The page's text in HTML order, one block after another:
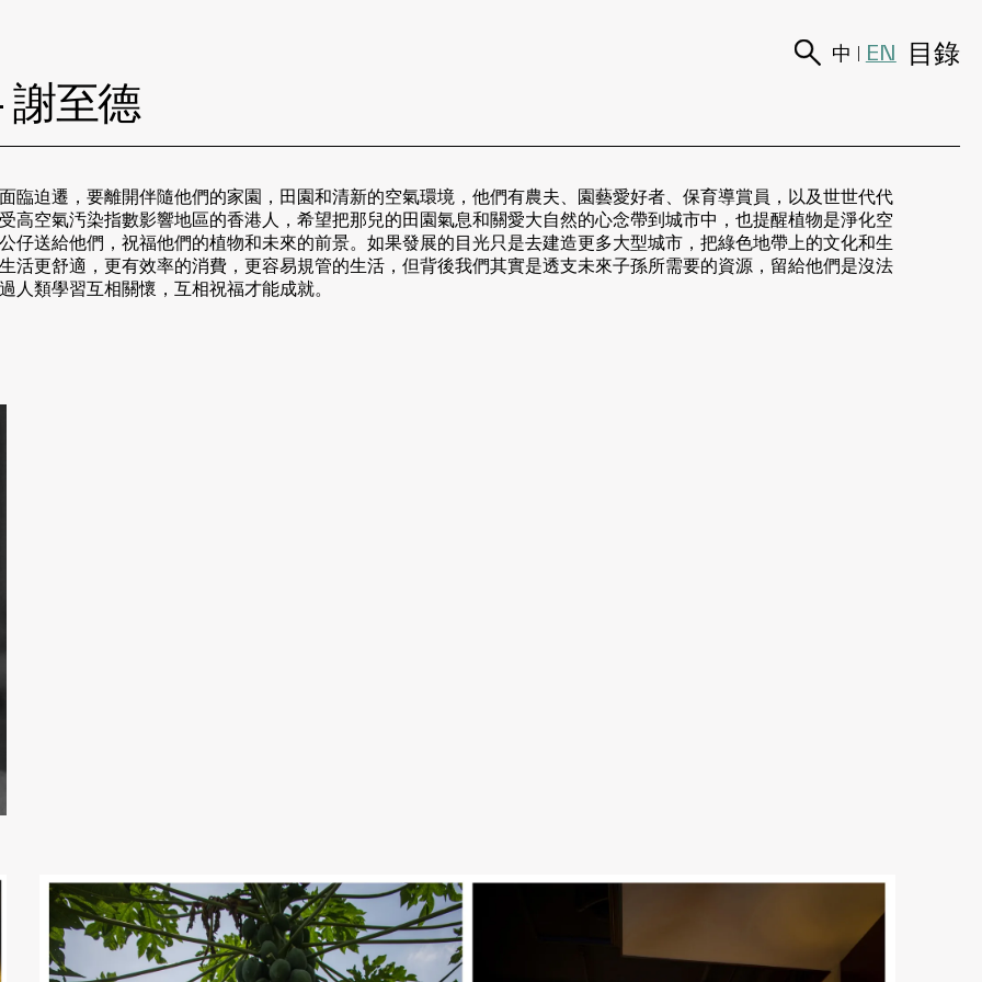
至德
中 | EN 目錄
臨迫遷，要離開伴隨他們的家園，田園和清新的空氣環境，他們有農夫、園藝愛好者、保育導賞員，以及世世代代
高空氣汚染指數影響地區的香港人，希望把那兒的田園氣息和關愛大自然的心念帶到城市中，也提醒植物是淨化空
仔送給他們，祝福他們的植物和未來的前景。如果發展的目光只是去建造更多大型城市，把綠色地帶上的文化和生
活更舒適，更有效率的消費，更容易規管的生活，但背後我們其實是透支未來子孫所需要的資源，留給他們是沒法
類學習互相關懷，互相祝福才能成就。